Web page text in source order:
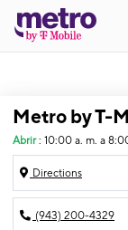
Metro by T-
Abrir : 10:00 a. m. a
Directions
(943) 200-4329